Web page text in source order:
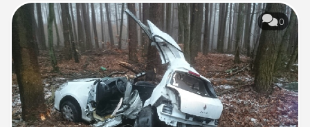
0